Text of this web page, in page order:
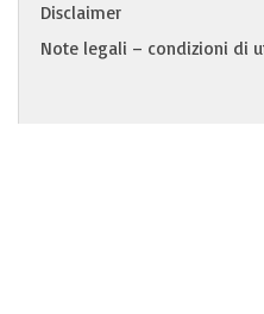
Disclaimer
Note legali – condizioni di